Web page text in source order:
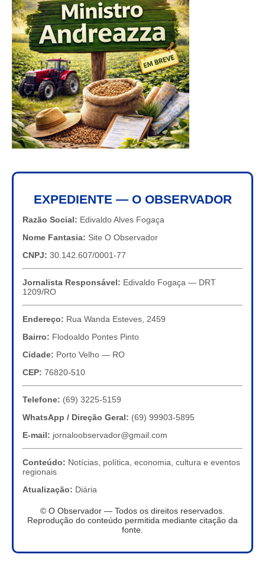
EXPEDIENTE — O OBSERVADOR
Razão Social: Edivaldo Alves Fogaça
Nome Fantasia: Site O Observador
CNPJ: 30.142.607/0001-77
Jornalista Responsável: Edivaldo Fogaça — DRT
1209/RO
Endereço: Rua Wanda Esteves, 2459
Bairro: Flodoaldo Pontes Pinto
Cidade: Porto Velho — RO
CEP: 76820-510
Telefone: (69) 3225-5159
WhatsApp / Direção Geral: (69) 99903-5895
E-mail: jornaloobservador@gmail.com
Conteúdo: Notícias, política, economia, cultura e eventos
regionais
Atualização: Diária
© O Observador — Todos os direitos reservados.
Reprodução do conteúdo permitida mediante citação da
fonte.